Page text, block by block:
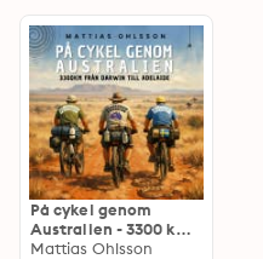
På cykel genom
Australien - 3300 km
från Darwin till
Mattias Ohlsson